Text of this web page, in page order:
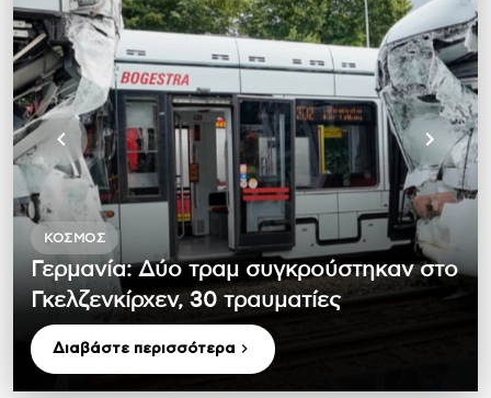
ΚΌΣΜΟΣ
Γερμανία: Δύο τραμ συγκρούστηκαν στο
Γκελζενκίρχεν, 30 τραυματίες
Διαβάστε περισσότερα